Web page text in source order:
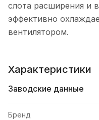
слота расширения и
эффективно
вентилятором.
Характеристики
Заводские данные
Бренд